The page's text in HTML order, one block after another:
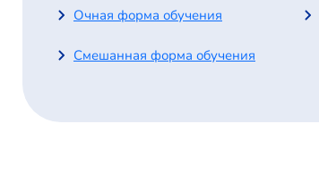
Очная форма обучения
Смешанная форма обучения